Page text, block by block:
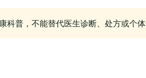
科普，不能替代医生诊断、处方或个体